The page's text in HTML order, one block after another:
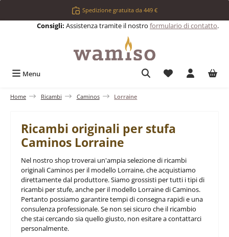
Passa al contenuto principaleSpedizione gratuita da 449 €
Consigli: Assistenza tramite il nostro formulario di contatto.
Menu Hai 0 articoli
Home Ricambi Caminos Lorraine
Ricambi originali per stufa
Caminos Lorraine
Nel nostro shop troverai un'ampia selezione di ricambi
originali Caminos per il modello Lorraine, che acquistiamo
direttamente dal produttore. Siamo grossisti per tutti i tipi di
ricambi per stufe, anche per il modello Lorraine di Caminos.
Pertanto possiamo garantire tempi di consegna rapidi e una
consulenza professionale. Se non sei sicuro che il ricambio
che stai cercando sia quello giusto, non esitare a contattarci
personalmente.